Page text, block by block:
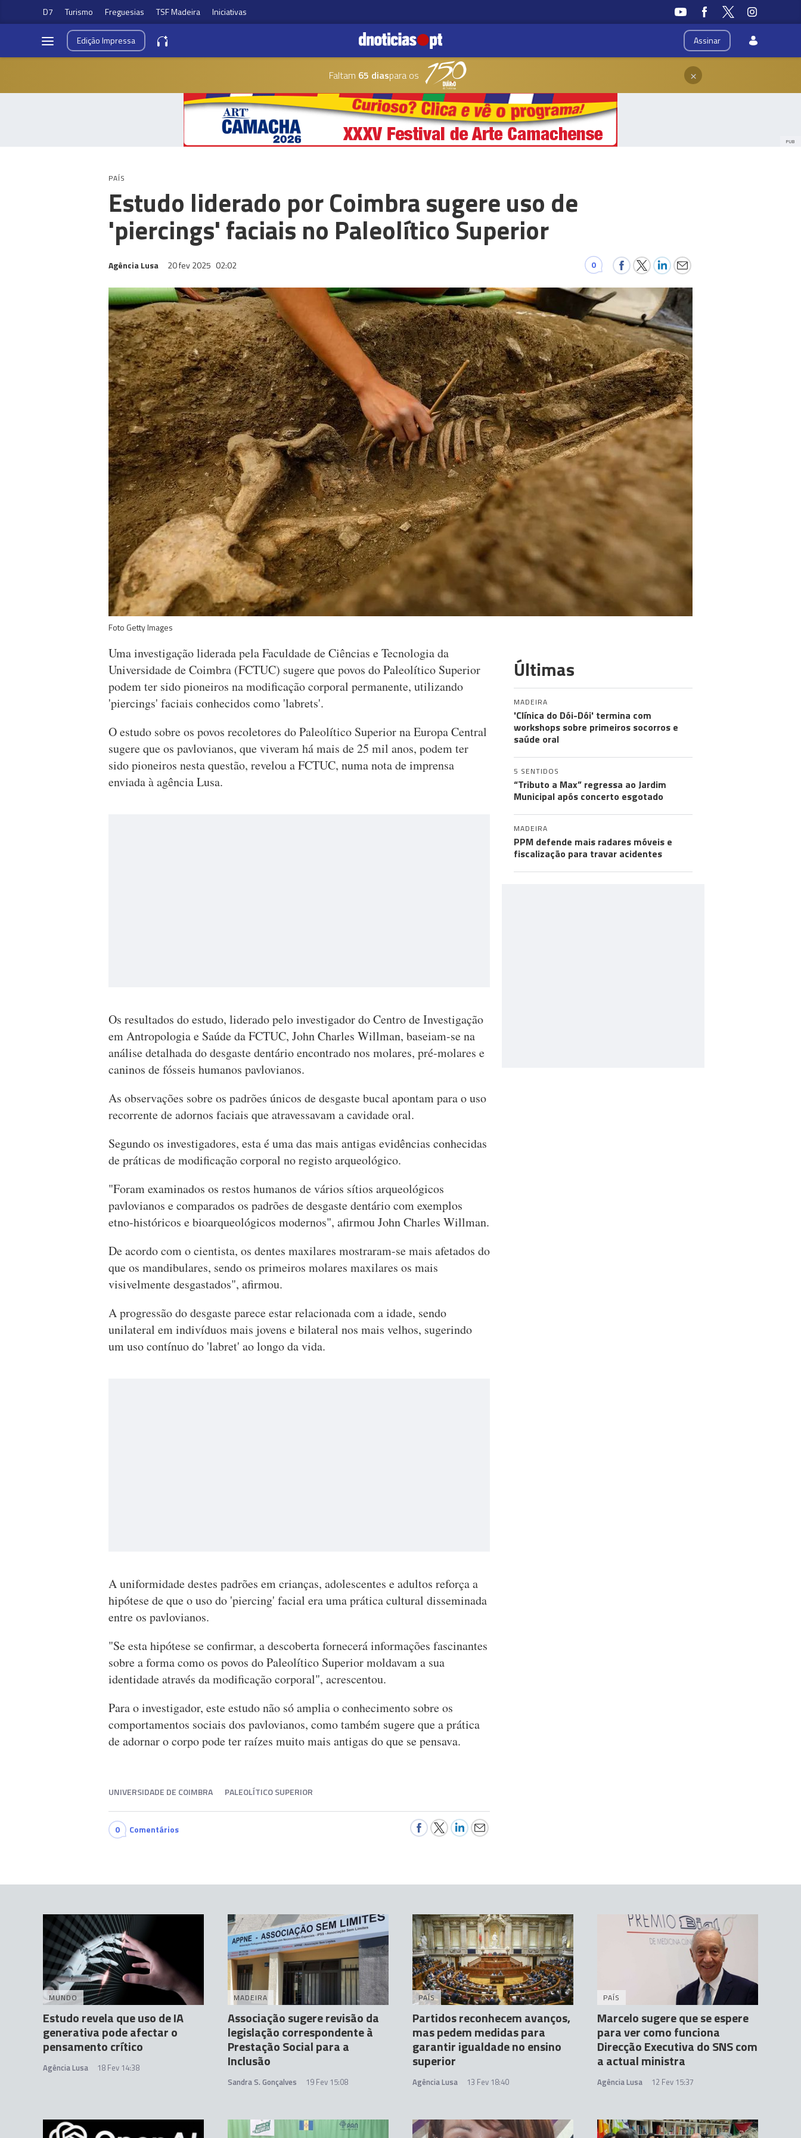
D7 Turismo Freguesias TSF Madeira Iniciativas
Assinar
EdiçãoImpressa
Faltam 65 diaspara os ×
PUB
PAÍS
Estudo liderado por Coimbra sugere uso de
'piercings' faciais no Paleolítico Superior
Agência Lusa 20 fev 2025 02:02 0
Foto Getty Images
Uma investigação liderada pela Faculdade de Ciências e Tecnologia da
Universidade de Coimbra (FCTUC) sugere que povos do Paleolítico Superior
podem ter sido pioneiros na modificação corporal permanente, utilizando
'piercings' faciais conhecidos como 'labrets'.
O estudo sobre os povos recoletores do Paleolítico Superior na Europa Central
sugere que os pavlovianos, que viveram há mais de 25 mil anos, podem ter
sido pioneiros nesta questão, revelou a FCTUC, numa nota de imprensa
enviada à agência Lusa.
Os resultados do estudo, liderado pelo investigador do Centro de Investigação
em Antropologia e Saúde da FCTUC, John Charles Willman, baseiam-se na
análise detalhada do desgaste dentário encontrado nos molares, pré-molares e
caninos de fósseis humanos pavlovianos.
As observações sobre os padrões únicos de desgaste bucal apontam para o uso
recorrente de adornos faciais que atravessavam a cavidade oral.
Segundo os investigadores, esta é uma das mais antigas evidências conhecidas
de práticas de modificação corporal no registo arqueológico.
"Foram examinados os restos humanos de vários sítios arqueológicos
pavlovianos e comparados os padrões de desgaste dentário com exemplos
etno-históricos e bioarqueológicos modernos", afirmou John Charles Willman.
De acordo com o cientista, os dentes maxilares mostraram-se mais afetados do
que os mandibulares, sendo os primeiros molares maxilares os mais
visivelmente desgastados", afirmou.
A progressão do desgaste parece estar relacionada com a idade, sendo
unilateral em indivíduos mais jovens e bilateral nos mais velhos, sugerindo
um uso contínuo do 'labret' ao longo da vida.
A uniformidade destes padrões em crianças, adolescentes e adultos reforça a
hipótese de que o uso do 'piercing' facial era uma prática cultural disseminada
entre os pavlovianos.
"Se esta hipótese se confirmar, a descoberta fornecerá informações fascinantes
sobre a forma como os povos do Paleolítico Superior moldavam a sua
identidade através da modificação corporal", acrescentou.
Para o investigador, este estudo não só amplia o conhecimento sobre os
comportamentos sociais dos pavlovianos, como também sugere que a prática
de adornar o corpo pode ter raízes muito mais antigas do que se pensava.
UNIVERSIDADE DE COIMBRA PALEOLÍTICO SUPERIOR
0 Comentários
Últimas
MADEIRA
'Clínica do Dói-Dói' termina com
workshops sobre primeiros socorros e
saúde oral
5 SENTIDOS
“Tributo a Max” regressa ao Jardim
Municipal após concerto esgotado
MADEIRA
PPM defende mais radares móveis e
fiscalização para travar acidentes
MUNDO
Estudo revela que uso de IA
generativa pode afectar o
pensamento crítico
Agência Lusa 18 Fev 14:38
MADEIRA
Associação sugere revisão da
legislação correspondente à
Prestação Social para a
Inclusão
Sandra S. Gonçalves 19 Fev 15:08
PAÍS
Partidos reconhecem avanços,
mas pedem medidas para
garantir igualdade no ensino
superior
Agência Lusa 13 Fev 18:40
PAÍS
Marcelo sugere que se espere
para ver como funciona
Direcção Executiva do SNS com
a actual ministra
Agência Lusa 12 Fev 15:37